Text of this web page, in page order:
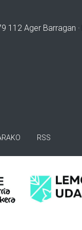
112 Ager Barragan ·
RSS